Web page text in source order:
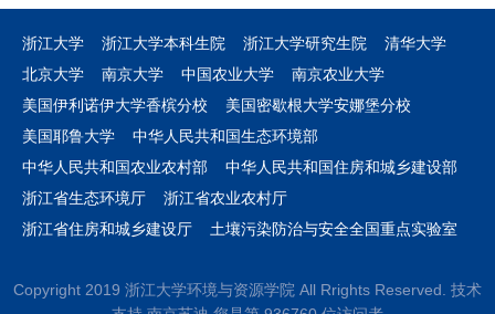
浙江大学 浙江大学本科生院 浙江大学研究生院
清华大学
北京大学
南京大学 中国农业大学
南京农业大学
美国伊利诺伊大学香槟分校
美国密歇根大学安娜堡分校
美国耶鲁大学
中华人民共和国生态环境部
中华人民共和国农业农村部
中华人民共和国住房和城乡建设部
浙江省生态环境厅
浙江省农业农村厅
浙江省住房和城乡建设厅
土壤污染防治与安全全国重点实验室
Copyright 2019 浙江大学环境与资源学院 All Rrights Reserved. 技术